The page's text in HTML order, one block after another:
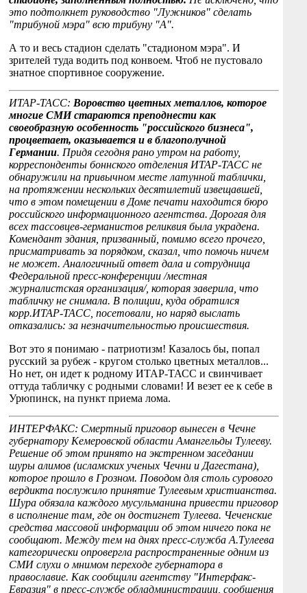
это подтолкнет руководство "Лужников" сделать
"трибуной мэра" всю трибуну "А".
А то и весь стадион сделать "стадионом мэра". И
зрителей туда водить под конвоем. Чтоб не пустовало
знатное спортивное сооружение.
ИТАР-ТАСС: Воровство цветных металлов, которое
многие СМИ стараются преподнести как
своеобразную особенность "российского бизнеса",
процветает, оказывается и в благополучной
Германии. Придя сегодня рано утром на работу,
корреспонденты боннского отделения ИТАР-ТАСС не
обнаружили на привычном месте латунной таблички,
на протяжении нескольких десятилетий извещавшей,
что в этом помещении в Доме печати находится бюро
российского информационного агентства. Дорогая для
всех тассовцев-германистов реликвия была украдена.
Комендант здания, призванный, помимо всего прочего,
присматривать за порядком, сказал, что помочь ничем
не может. Аналогичный ответ дала и сотрудница
Федеральной пресс-конференции /местная
журналистская организация/, которая заверила, что
табличку не снимала. В полиции, куда обратился
корр.ИТАР-ТАСС, посетовали, но наряд выслать
отказались: за незначительностью происшествия.
Вот это я понимаю - патриотизм! Казалось бы, попал
русский за рубеж - кругом столько цветных металлов...
Но нет, он идет к родному ИТАР-ТАСС и свинчивает
оттуда табличку с родными словами! И везет ее к себе в
Урюпинск, на пункт приема лома.
ИНТЕРФАКС: Смертный приговор вынесен в Чечне
губернатору Кемеровской области Амангельды Тулееву.
Решение об этом принято на экстренном заседании
шуры алимов (исламских ученых Чечни и Дагестана),
которое прошло в Грозном. Поводом для столь сурового
вердикта послужило принятие Тулеевым христианства.
Шура обязала каждого мусульманина привести приговор
в исполнение там, где он достигнет Тулеева. Чеченские
средства массовой информации об этом ничего пока не
сообщают. Между тем на днях пресс-служба А.Тулеева
категорически опровергла распространенные одним из
СМИ слухи о мнимом переходе губернатора в
православие. Как сообщили агентству "Интерфакс-
Евразия" в пресс-службе обладминистрации, сообщения